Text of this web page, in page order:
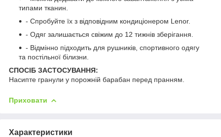
типами тканин.
- Спробуйте їх з відповідним кондиціонером Lenor.
- Одяг залишається свіжим до 12 тижнів зберігання.
- Відмінно підходить для рушників, спортивного одягу
та постільної білизни.
СПОСІБ ЗАСТОСУВАННЯ:
Насипте гранули у порожній барабан перед пранням.
Приховати
Характеристики